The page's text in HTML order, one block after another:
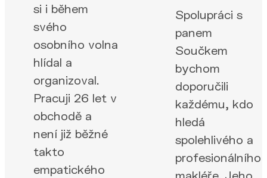
si i během
svého
osobního volna
hlídal a
organizoval.
Pracuji 26 let v
obchodě a
není již běžné
takto
empatického
Spolupráci s
panem
Součkem
bychom
doporučili
každému, kdo
hledá
spolehlivého a
profesionálního
makléře. Jeho